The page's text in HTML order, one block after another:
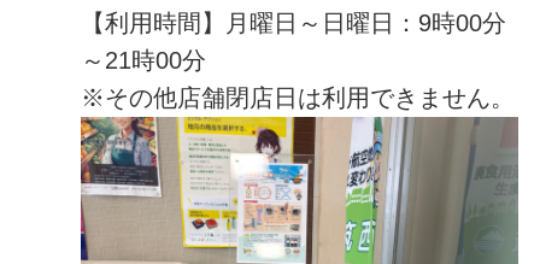
【利用時間】月曜日～日曜日：9時00分
～21時00分
※その他店舗閉店日は利用できません。